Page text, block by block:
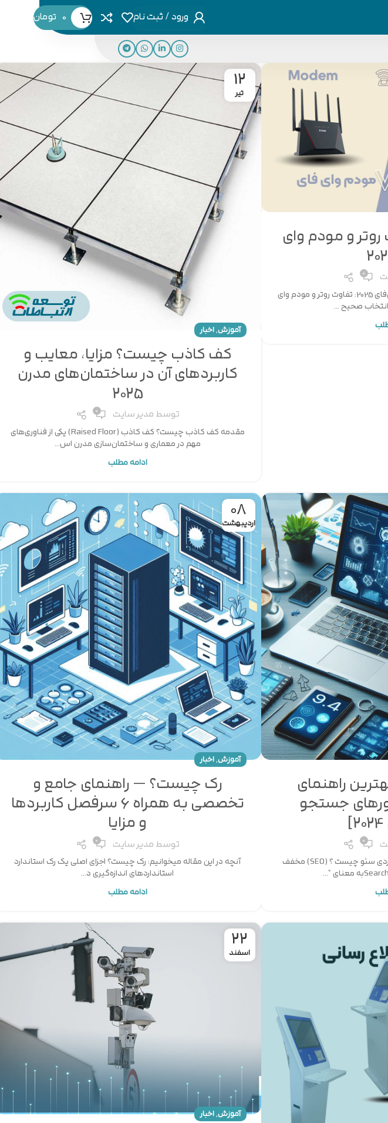
ورود / ثبت نام 0 تومان
و مودم وای
0
راهنمای جامع انتخاب روتر و مودم وای‌فای 2025: تفاوت روتر و مودم وای
صحیح ...
12
تیر
آموزش,اخبار
کف کاذب چیست؟ مزایا، معایب و
کاربردهای آن در ساختمان‌های مدرن
2025
توسطمدیر سایت 0
مقدمه کف کاذب چیست؟ کف کاذب (Raised Floor) یکی از فناوری‌های
مهم در معماری و ساختمان‌سازی مدرن اس...
ادامه مطلب
راهنمای
جستجو
0
🔍 سئو چیست؟ تعریف ساده و کاربردی سئو چیست ؟ (SEO) مخفف
08
اردیبهشت
آموزش,اخبار
رک چیست؟ — راهنمای جامع و
تخصصی به همراه 6 سرفصل کاربردها
و مزایا
توسطمدیر سایت 0
آنچه در این مقاله میخوانیم: رک چیست؟ اجزای اصلی یک رک استاندارد
استانداردهای اندازه‌گیری د...
ادامه مطلب
22
اسفند
آموزش,اخبار